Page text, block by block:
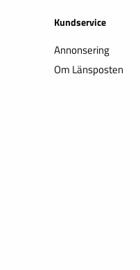
Kundservice
Annonsering
Om Länsposten